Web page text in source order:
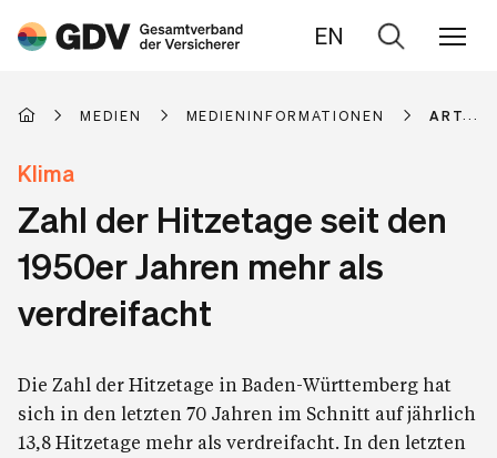
EN
Zur
MEDIEN MEDIENINFORMATIONEN
Klima
Zahl der Hitzetage seit den
1950er Jahren mehr als
verdreifacht
Die Zahl der Hitzetage in Baden-Württemberg hat
sich in den letzten 70 Jahren im Schnitt auf jährlich
13,8 Hitzetage mehr als verdreifacht. In den letzten